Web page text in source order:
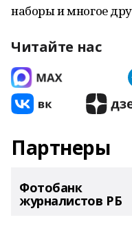
наборы и многое
Читайте нас
Партнеры
Фотобанк
журналистов РБ